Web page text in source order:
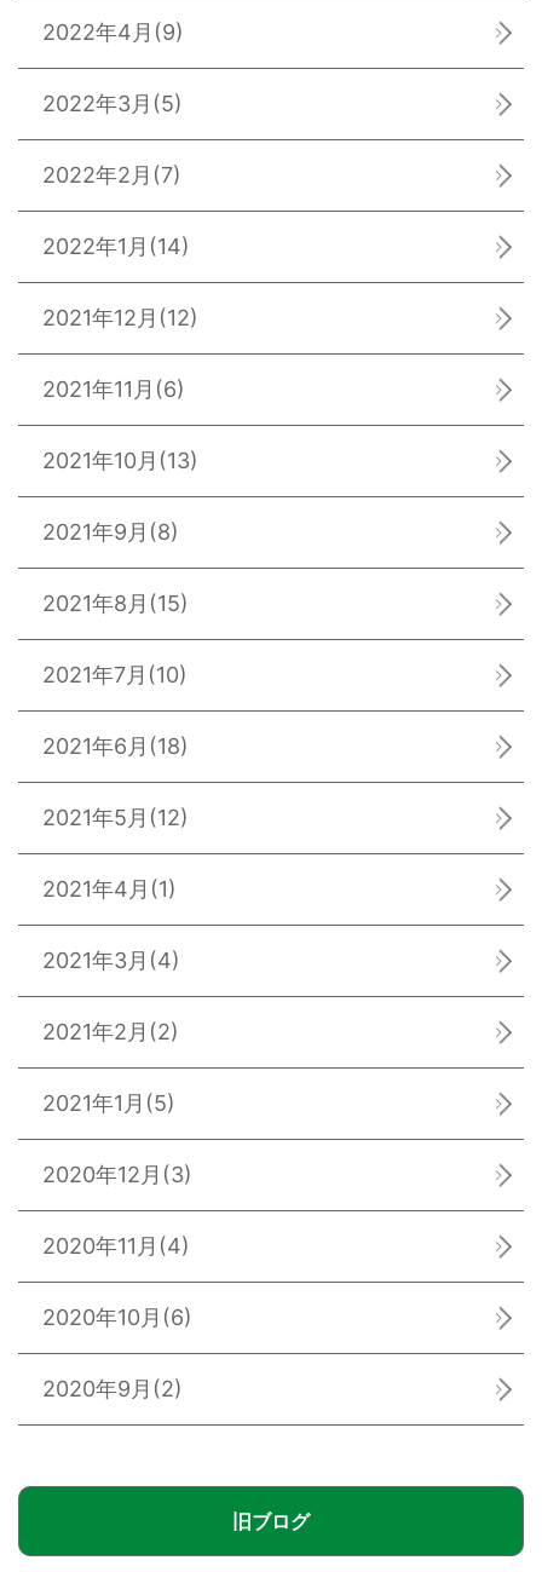
2022年4月 (9)
2022年3月 (5)
2022年2月 (7)
2022年1月 (14)
2021年12月 (12)
2021年11月 (6)
2021年10月 (13)
2021年9月 (8)
2021年8月 (15)
2021年7月 (10)
2021年6月 (18)
2021年5月 (12)
2021年4月 (1)
2021年3月 (4)
2021年2月 (2)
2021年1月 (5)
2020年12月 (3)
2020年11月 (4)
2020年10月 (6)
2020年9月 (2)
旧ブログ